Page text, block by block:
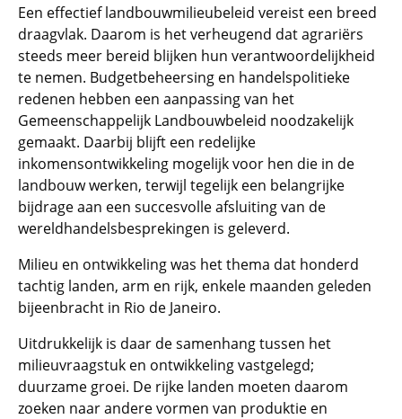
Een effectief landbouwmilieubeleid vereist een breed
draagvlak. Daarom is het verheugend dat agrariërs
steeds meer bereid blijken hun verantwoordelijkheid
te nemen. Budgetbeheersing en handelspolitieke
redenen hebben een aanpassing van het
Gemeenschappelijk Landbouwbeleid noodzakelijk
gemaakt. Daarbij blijft een redelijke
inkomensontwikkeling mogelijk voor hen die in de
landbouw werken, terwijl tegelijk een belangrijke
bijdrage aan een succesvolle afsluiting van de
wereldhandelsbesprekingen is geleverd.
Milieu en ontwikkeling was het thema dat honderd
tachtig landen, arm en rijk, enkele maanden geleden
bijeenbracht in Rio de Janeiro.
Uitdrukkelijk is daar de samenhang tussen het
milieuvraagstuk en ontwikkeling vastgelegd;
duurzame groei. De rijke landen moeten daarom
zoeken naar andere vormen van produktie en